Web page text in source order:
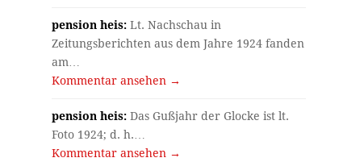
pension heis: Lt. Nachschau in
Zeitungsberichten aus dem Jahre 1924 fanden
am…
Kommentar ansehen →
pension heis: Das Gußjahr der Glocke ist lt.
Foto 1924; d. h.…
Kommentar ansehen →